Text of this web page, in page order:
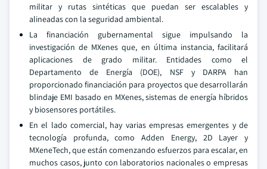
militar y rutas sintéticas que puedan ser escalables y
alineadas con la seguridad ambiental.
La financiación gubernamental sigue impulsando la
investigación de MXenes que, en última instancia, facilitará
aplicaciones de grado militar. Entidades como el
Departamento de Energía (DOE), NSF y DARPA han
proporcionado financiación para proyectos que desarrollarán
blindaje EMI basado en MXenes, sistemas de energía híbridos
y biosensores portátiles.
En el lado comercial, hay varias empresas emergentes y de
tecnología profunda, como Adden Energy, 2D Layer y
MXeneTech, que están comenzando esfuerzos para escalar, en
muchos casos, junto con laboratorios nacionales o empresas